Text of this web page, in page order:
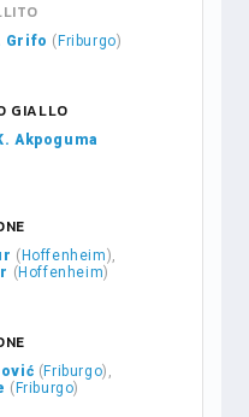
Grifo ( Friburgo)
GIALLO
Akpoguma
( Hoffenheim),
( Hoffenheim)
( Friburgo),
( Friburgo)